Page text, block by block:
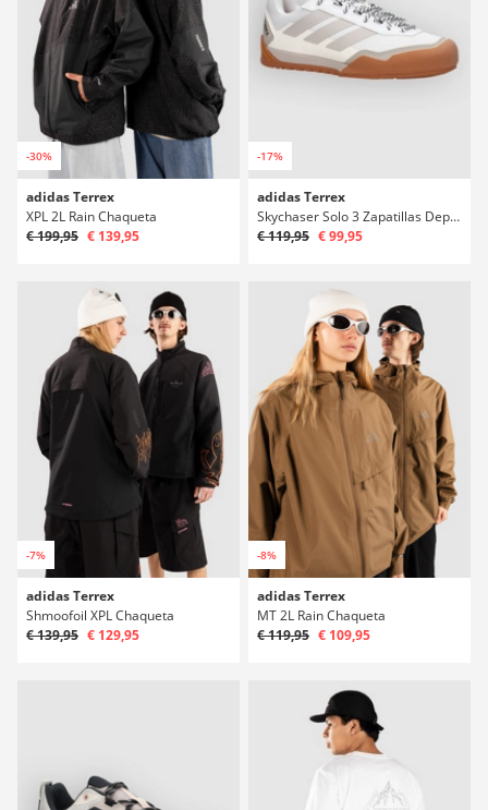
-30%
adidas Terrex
XPL 2L Rain Chaqueta
€ 199,95 € 139,95
-17%
adidas Terrex
Skychaser Solo 3 Zapatillas Deportivas
€ 119,95 € 99,95
-7%
adidas Terrex
Shmoofoil XPL Chaqueta
€ 139,95 € 129,95
-8%
adidas Terrex
MT 2L Rain Chaqueta
€ 119,95 € 109,95